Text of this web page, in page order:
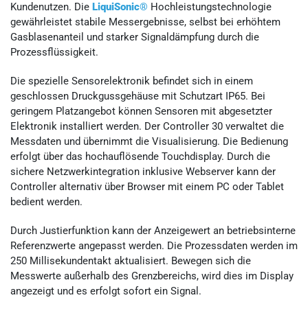
Kundenutzen. Die LiquiSonic® Hochleistungstechnologie
gewährleistet stabile Messergebnisse, selbst bei erhöhtem
Gasblasenanteil und starker Signaldämpfung durch die
Prozessflüssigkeit.
Die spezielle Sensorelektronik befindet sich in einem
geschlossen Druckgussgehäuse mit Schutzart IP65. Bei
geringem Platzangebot können Sensoren mit abgesetzter
Elektronik installiert werden. Der Controller 30 verwaltet die
Messdaten und übernimmt die Visualisierung. Die Bedienung
erfolgt über das hochauflösende Touchdisplay. Durch die
sichere Netzwerkintegration inklusive Webserver kann der
Controller alternativ über Browser mit einem PC oder Tablet
bedient werden.
Durch Justierfunktion kann der Anzeigewert an betriebsinterne
Referenzwerte angepasst werden. Die Prozessdaten werden im
250 Millisekundentakt aktualisiert. Bewegen sich die
Messwerte außerhalb des Grenzbereichs, wird dies im Display
angezeigt und es erfolgt sofort ein Signal.